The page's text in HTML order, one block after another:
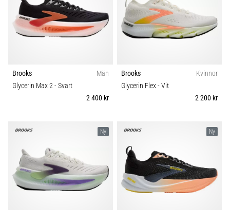
Brooks
Män
Glycerin Max 2- Svart
2 400 kr
Brooks
Kvinnor
Glycerin Flex- Vit
2 200 kr
Ny Ny